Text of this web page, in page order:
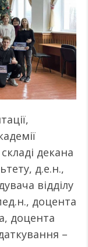
декана
д.е.н.,
відділу
доцента
доцента
–